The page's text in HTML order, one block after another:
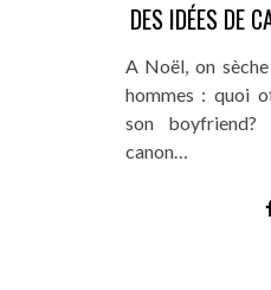
DES IDÉES DE
A Noël, on
hommes : quoi
son boyfriend?
canon…